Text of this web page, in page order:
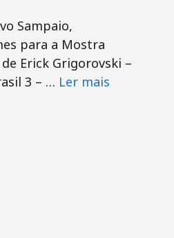
Sampaio,
para a Mostra
Erick Grigorovski –
3 – … Ler mais